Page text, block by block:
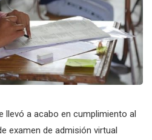
llevó a acabo en cumplimiento al
examen de admisión virtual